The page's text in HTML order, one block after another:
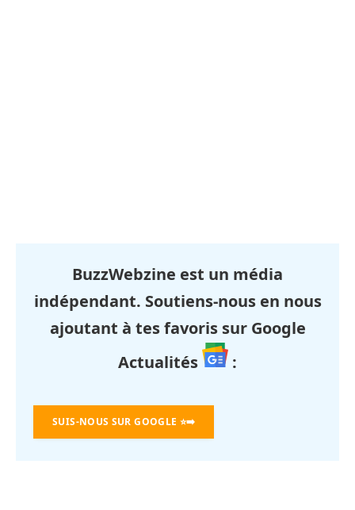
BuzzWebzine est un média
indépendant. Soutiens-nous en nous
ajoutant à tes favoris sur Google
Actualités
:
SUIS-NOUS SUR GOOGLE ⭐➡️